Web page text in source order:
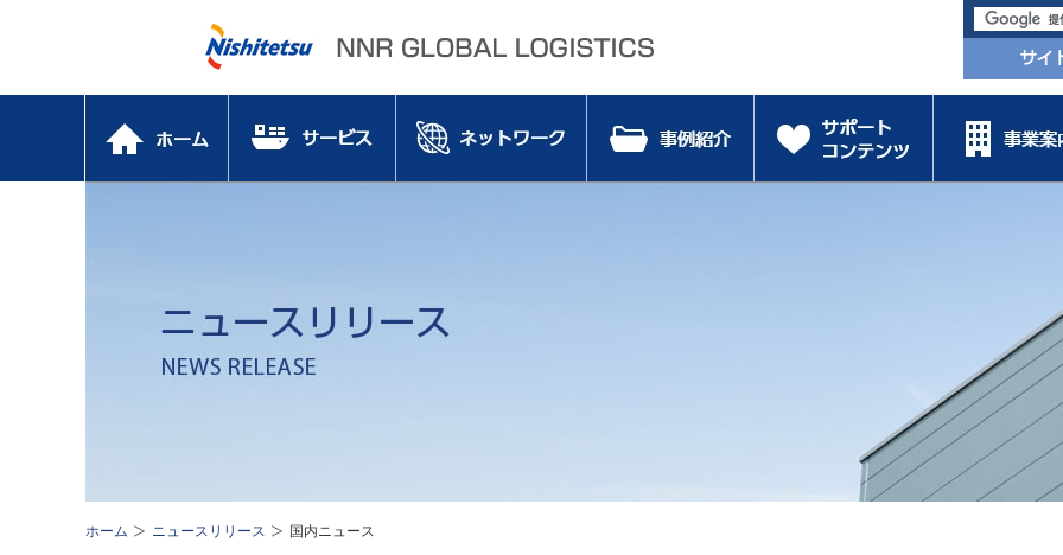
ホーム ニュースリリース 国内ニュース